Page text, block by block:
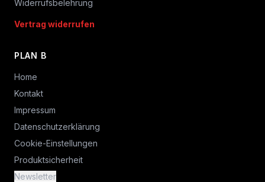
Widerrufsbelehrung
Vertrag widerrufen
PLAN B
Home
Kontakt
Impressum
Datenschutzerklärung
Cookie-Einstellungen
Produktsicherheit
Newsletter